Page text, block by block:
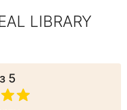
LIBRARY
5